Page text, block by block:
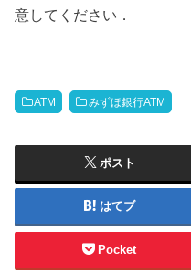
意してください．
ATM みずほ銀行ATM
ポスト
はてブ
Pocket